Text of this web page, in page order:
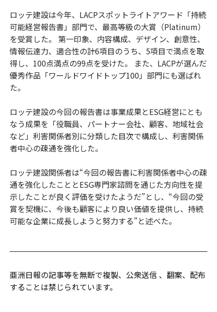
ロッテ建設は今年、LACPスポットライトアワード「持続
可能経営報告書」部門で、最高等級の大賞（Platinum）
を受賞した。 第一印象、内容構成、デザイン、創意性、
情報伝達力、適合性の計6項目のうち、5項目で満点を取
得し、100点満点の99点を受けた。 また、LACPが選んだ
優秀作品「ワールドワイドトップ100」部門にも選ばれ
た。
ロッテ建設の今回の報告書は事業成果とESG経営にとも
なう成果を「役職員、パートナー会社、顧客、地域社会
など」利害関係者別に分類した目次で構成し、利害関係
者中心の疎通を強化した。
ロッテ建設関係者は“今回の報告書に利害関係者中心の疎
通を強化したこととESG専門家諮問を通じた方向性を提
示したことが良く評価を受けたようだ”とし、“今回の受
賞を契機に、今後も顧客により良い価値を提供し、持続
可能な企業に成長しようと努力する”と述べた。
亜洲日報の記事等を無断で複製、公衆送信 、翻案、配布
することは禁じられています。